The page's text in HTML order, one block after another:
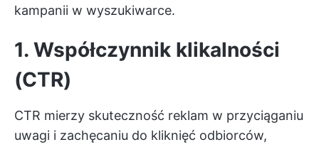
kampanii w wyszukiwarce.
1. Współczynnik klikalności
(CTR)
CTR mierzy skuteczność reklam w przyciąganiu
uwagi i zachęcaniu do kliknięć odbiorców,